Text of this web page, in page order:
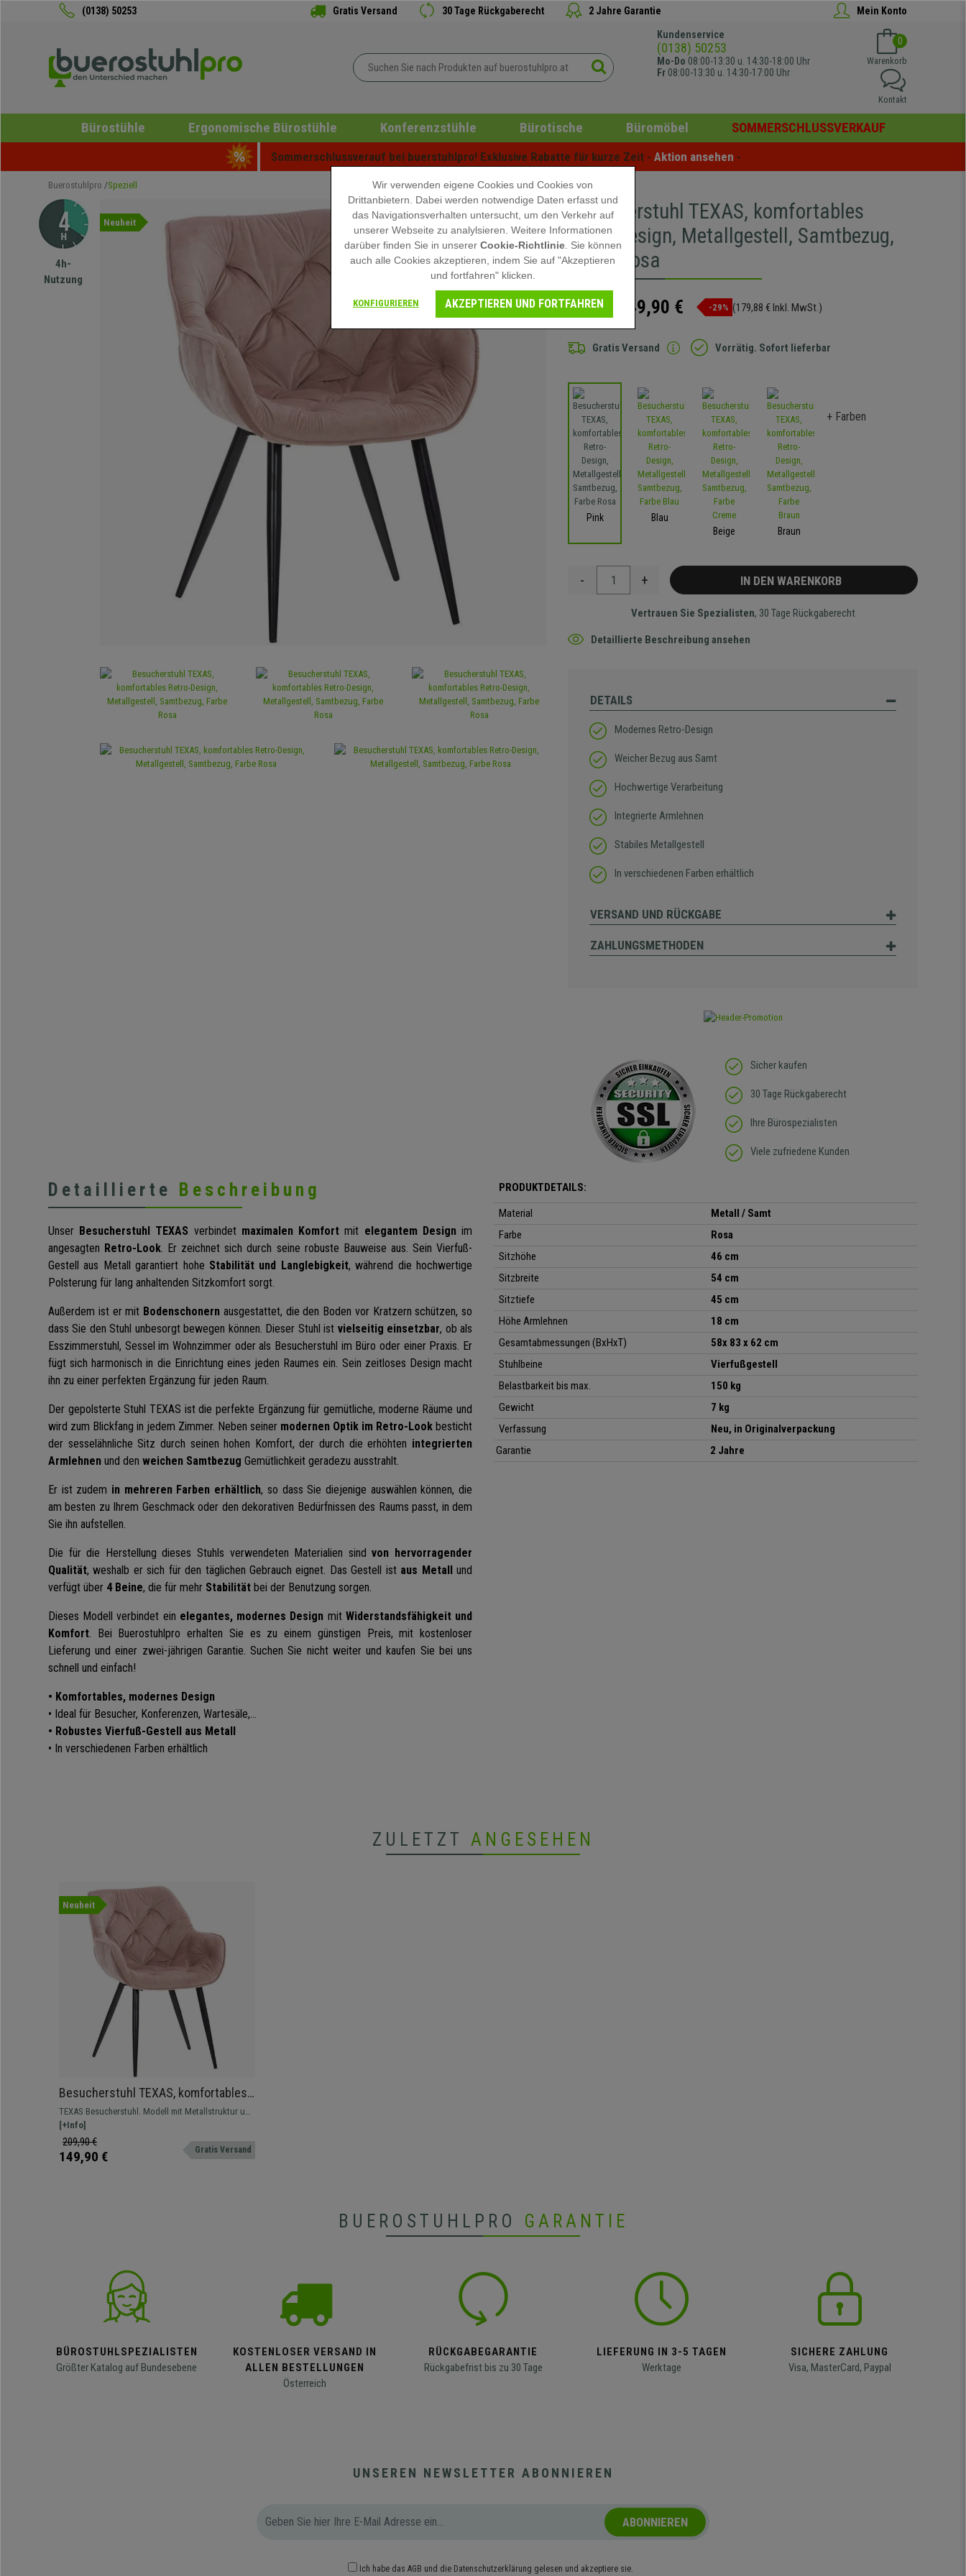
(0138) 50253 Gratis Versand 30 Tage Rückgaberecht 2 Jahre Garantie Mein Konto
Kundenservice
(0138) 50253
Mo-Do 08:00-13:30 u. 14:30-18:00 Uhr
Fr 08:00-13:30 u. 14:30-17:00 Uhr
0
Warenkorb
Kontakt
Bürostühle Ergonomische Bürostühle Konferenzstühle Bürotische Büromöbel SOMMERSCHLUSSVERKAUF
Sommerschlussverauf bei buerstuhlpro! Exklusive Rabatte für kurze Zeit - Aktion ansehen -
Buerostuhlpro Speziell
4h-
Nutzung
Neuheit
Besucherstuhl TEXAS, komfortables
Retro-Design, Metallgestell, Samtbezug,
Farbe Rosa
209,90 € 149,90 € -29% (179,88 € Inkl. MwSt.)
Gratis Versand Vorrätig. Sofort lieferbar
Pink
Blau
Beige
Braun
+ Farben
- + IN DEN WARENKORB
Vertrauen Sie Spezialisten, 30 Tage Rückgaberecht
Detaillierte Beschreibung ansehen
DETAILS
Modernes Retro-Design
Weicher Bezug aus Samt
Hochwertige Verarbeitung
Integrierte Armlehnen
Stabiles Metallgestell
In verschiedenen Farben erhältlich
VERSAND UND RÜCKGABE
ZAHLUNGSMETHODEN
Sicher kaufen
30 Tage Rückgaberecht
Ihre Bürospezialisten
Viele zufriedene Kunden
Detaillierte Beschreibung
Unser Besucherstuhl TEXAS verbindet maximalen Komfort mit elegantem Designim
angesagten Retro-Look. Er zeichnet sich durch seine robuste Bauweise aus. Sein Vierfuß-
Gestell aus Metall garantiert hohe Stabilität und Langlebigkeit, während die hochwertige
Polsterung für lang anhaltenden Sitzkomfort sorgt.
Außerdem ist er mit Bodenschonern ausgestattet, die den Boden vor Kratzern schützen, so
dass Sie den Stuhl unbesorgt bewegen können. Dieser Stuhl ist vielseitig einsetzbar, ob als
Esszimmerstuhl, Sessel im Wohnzimmer oder als Besucherstuhl im Büro oder einer Praxis. Er
fügt sich harmonisch in die Einrichtung eines jeden Raumes ein. Sein zeitloses Design macht
ihn zu einer perfekten Ergänzung für jeden Raum.
Der gepolsterte Stuhl TEXAS ist die perfekte Ergänzung für gemütliche, moderne Räume und
wird zum Blickfang in jedem Zimmer. Neben seiner modernen Optik im Retro-Look besticht
der sesselähnliche Sitz durch seinen hohen Komfort, der durch die erhöhten integrierten
Armlehnen und den weichen Samtbezug Gemütlichkeit geradezu ausstrahlt.
Er ist zudem in mehreren Farben erhältlich, so dass Sie diejenige auswählen können, die
am besten zu Ihrem Geschmack oder den dekorativen Bedürfnissen des Raums passt, in dem
Sie ihn aufstellen.
Die für die Herstellung dieses Stuhls verwendeten Materialien sindvon hervorragender
Qualität, weshalb er sich für den täglichen Gebrauch eignet. Das Gestell ist aus Metallund
verfügt über 4 Beine, die für mehr Stabilität bei der Benutzung sorgen.
Dieses Modell verbindet ein elegantes, modernes Design mit Widerstandsfähigkeit und
Komfort. Bei Buerostuhlpro erhalten Sie es zu einem günstigen Preis, mit kostenloser
Lieferung und einer zwei-jährigen Garantie. Suchen Sie nicht weiter und kaufen Sie bei uns
schnell und einfach!
• Komfortables, modernes Design
• Ideal für Besucher, Konferenzen, Wartesäle,…
• Robustes Vierfuß-Gestell aus Metall
• In verschiedenen Farben erhältlich
PRODUKTDETAILS:
Material
Metall / Samt
Farbe
Rosa
Sitzhöhe
46 cm
Sitzbreite
54 cm
Sitztiefe
45 cm
Höhe Armlehnen
18 cm
Gesamtabmessungen (BxHxT)
58x 83 x 62 cm
Stuhlbeine
Vierfußgestell
Belastbarkeit bis max.
150 kg
Gewicht
7 kg
Verfassung
Neu, in Originalverpackung
Garantie
2 Jahre
ZULETZT ANGESEHEN
Neuheit
Besucherstuhl TEXAS, komfortables
Retro-Design, Metallgestell,
Samtbezug, Farbe Rosa
TEXAS Besucherstuhl. Modell mit Metallstruktur und
extra Komfort für Ihren Raum.
[+Info]
209,90 €
149,90 € Gratis Versand
BUEROSTUHLPRO GARANTIE
BÜROSTUHLSPEZIALISTEN
Größter Katalog auf Bundesebene
KOSTENLOSER VERSAND IN
ALLEN BESTELLUNGEN
Österreich
RÜCKGABEGARANTIE
Rückgabefrist bis zu 30 Tage
LIEFERUNG IN 3-5 TAGEN
Werktage
SICHERE ZAHLUNG
Visa, MasterCard, Paypal
UNSEREN NEWSLETTER ABONNIEREN
ABONNIEREN
Ich habe das AGB und die Datenschutzerklärung gelesen und akzeptiere sie.
Wir verwenden eigene Cookies und Cookies von
Drittanbietern. Dabei werden notwendige Daten erfasst und
das Navigationsverhalten untersucht, um den Verkehr auf
unserer Webseite zu analylsieren. Weitere Informationen
darüber finden Sie in unserer Cookie-Richtlinie. Sie können
auch alle Cookies akzeptieren, indem Sie auf "Akzeptieren
und fortfahren" klicken.
KONFIGURIEREN AKZEPTIEREN UND FORTFAHREN